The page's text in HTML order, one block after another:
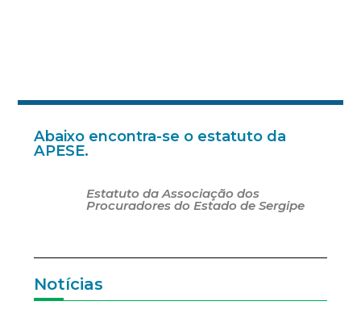
Abaixo encontra-se o estatuto da
APESE.
Estatuto da Associação dos
Procuradores do Estado de Sergipe
Notícias